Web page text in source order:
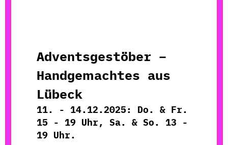
Adventsgestöber –
Handgemachtes aus
Lübeck
11. - 14.12.2025: Do. & Fr.
15 - 19 Uhr, Sa. & So. 13 -
19 Uhr.